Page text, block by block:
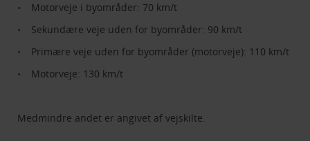
Motorveje i byområder: 70 km/t
Sekundære veje uden for byområder: 90 km/t
Primære veje uden for byområder (motorveje): 110 km/t
Motorveje: 130 km/t
Medmindre andet er angivet af vejskilte.